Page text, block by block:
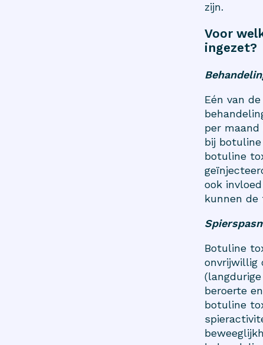
zijn.
Voor
ingezet?
Eén van
per
bij
botuline
ook
kunnen de
Botuline
onvrijwillig
beroerte
botuline